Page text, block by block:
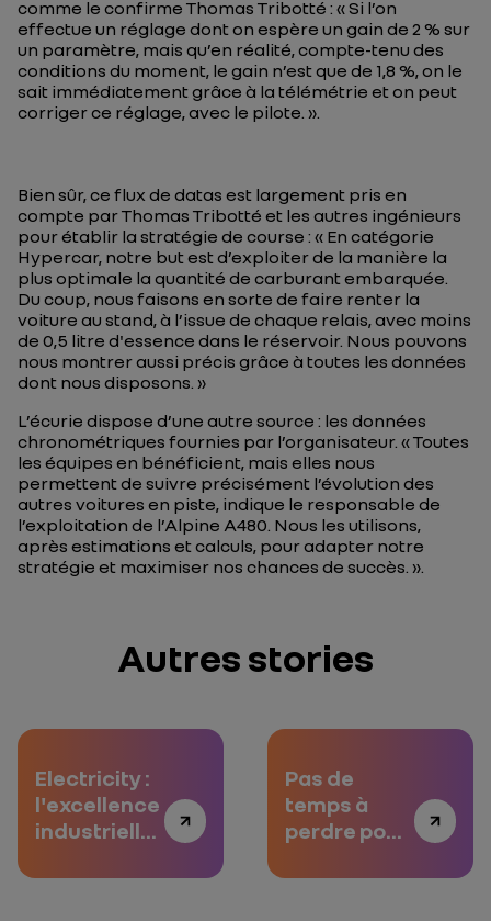
comme le confirme Thomas Tribotté : «Si l’on
effectue un réglage dont on espère un gain de 2 % sur
un paramètre, mais qu’en réalité, compte-tenu des
conditions du moment, le gain n’est que de 1,8 %, on le
sait immédiatement grâce à la télémétrie et on peut
corriger ce réglage, avec le pilote. ».
Bien sûr, ce flux de datas est largement pris en
compte par Thomas Tribotté et les autres ingénieurs
pour établir la stratégie de course : « En catégorie
Hypercar, notre but est d’exploiter de la manière la
plus optimale la quantité de carburant embarquée.
Du coup, nous faisons en sorte de faire renter la
voiture au stand, à l’issue de chaque relais, avec moins
de 0,5 litre d'essence dans le réservoir. Nous pouvons
nous montrer aussi précis grâce à toutes les données
dont nous disposons. »
L’écurie dispose d’une autre source : les données
chronométriques fournies par l’organisateur. «Toutes
les équipes en bénéficient, mais elles nous
permettent de suivre précisément l’évolution des
autres voitures en piste, indique le responsable de
l’exploitation de l’Alpine A480. Nous les utilisons,
après estimations et calculs, pour adapter notre
stratégie et maximiser nos chances de succès. ».
Autres stories
Electricity :
l'excellence
industrielle
de
Pas de
temps à
perdre pour